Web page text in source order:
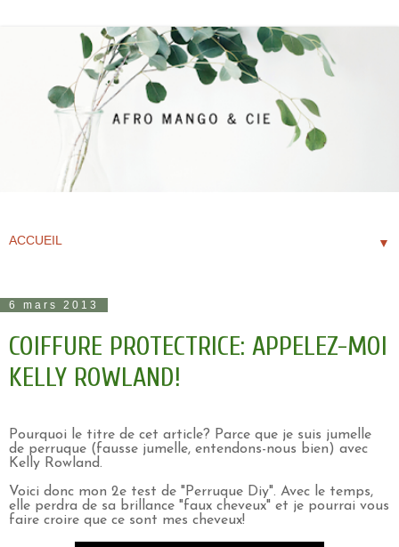
▼
6 mars 2013
COIFFURE PROTECTRICE: APPELEZ-MOI
KELLY ROWLAND!
Pourquoi le titre de cet article? Parce que je suis jumelle
de perruque (fausse jumelle, entendons-nous bien) avec
Kelly Rowland.
Voici donc mon 2e test de "Perruque Diy". Avec le temps,
elle perdra de sa brillance "faux cheveux" et je pourrai vous
faire croire que ce sont mes cheveux!